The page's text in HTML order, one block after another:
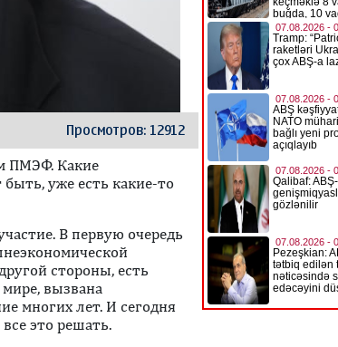
Просмотров: 12912
ПМЭФ. Какие
уже есть какие-то
В первую очередь
стороны, есть
вызвана
многих лет. И сегодня
это решать.